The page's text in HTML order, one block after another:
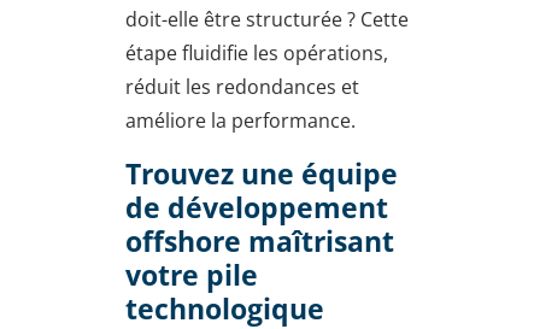
doit-elle être structurée ? Cette
étape fluidifie les opérations,
réduit les redondances et
améliore la performance.
Trouvez une équipe
de développement
offshore maîtrisant
votre pile
technologique